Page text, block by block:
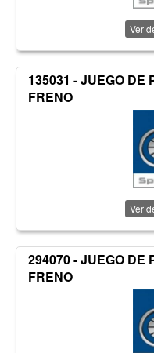
Ver
135031 - JUEGO DE
FRENO
Ver
294070 - JUEGO DE
FRENO